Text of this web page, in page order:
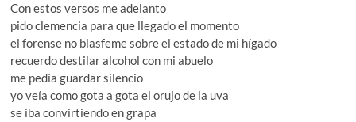
Con estos versos me adelanto
pido clemencia para que llegado el momento
el forense no blasfeme sobre el estado de mi hígado
recuerdo destilar alcohol con mi abuelo
me pedía guardar silencio
yo veía como gota a gota el orujo de la uva
se iba convirtiendo en grapa